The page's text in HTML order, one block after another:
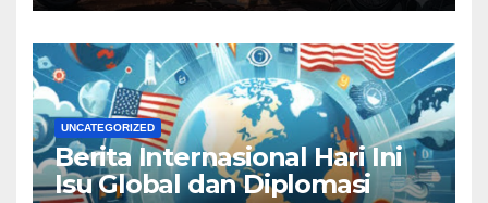
UNCATEGORIZED
Berita Internasional Hari Ini
Isu Global dan Diplomasi